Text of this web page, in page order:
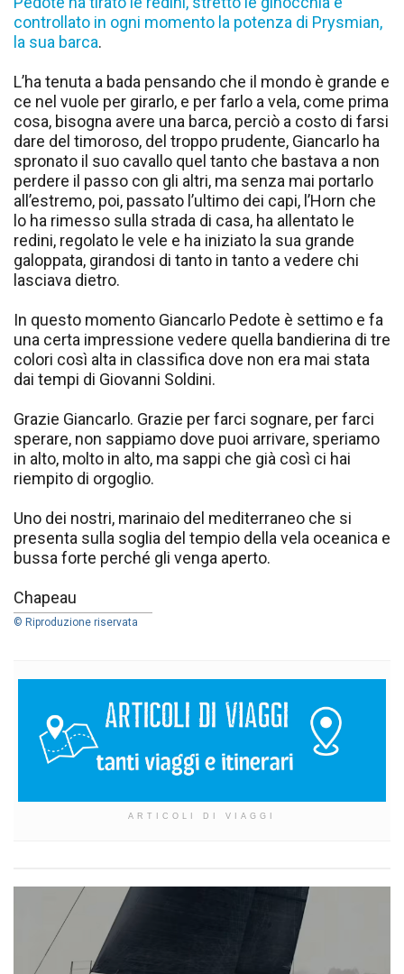
controllato in ogni momento la potenza di Prysmian,
la sua barca.
L’ha tenuta a bada pensando che il mondo è grande e
ce nel vuole per girarlo, e per farlo a vela, come prima
cosa, bisogna avere una barca, perciò a costo di farsi
dare del timoroso, del troppo prudente, Giancarlo ha
spronato il suo cavallo quel tanto che bastava a non
perdere il passo con gli altri, ma senza mai portarlo
all’estremo, poi, passato l’ultimo dei capi, l’Horn che
lo ha rimesso sulla strada di casa, ha allentato le
redini, regolato le vele e ha iniziato la sua grande
galoppata, girandosi di tanto in tanto a vedere chi
lasciava dietro.
In questo momento Giancarlo Pedote è settimo e fa
una certa impressione vedere quella bandierina di tre
colori così alta in classifica dove non era mai stata
dai tempi di Giovanni Soldini.
Grazie Giancarlo. Grazie per farci sognare, per farci
sperare, non sappiamo dove puoi arrivare, speriamo
in alto, molto in alto, ma sappi che già così ci hai
riempito di orgoglio.
Uno dei nostri, marinaio del mediterraneo che si
presenta sulla soglia del tempio della vela oceanica e
bussa forte perché gli venga aperto.
Chapeau
© Riproduzione riservata
ARTICOLI DI VIAGGI